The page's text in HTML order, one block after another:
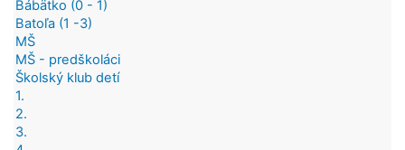
Bábätko (0 - 1)
Batoľa (1 -3)
MŠ
MŠ - predškoláci
Školský klub detí
1.
2.
3.